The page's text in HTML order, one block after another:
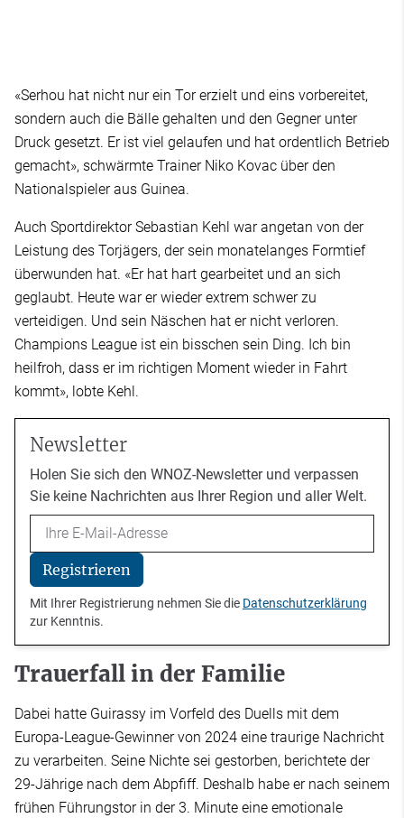
«Serhou hat nicht nur ein Tor erzielt und eins vorbereitet,
sondern auch die Bälle gehalten und den Gegner unter
Druck gesetzt. Er ist viel gelaufen und hat ordentlich Betrieb
gemacht», schwärmte Trainer Niko Kovac über den
Nationalspieler aus Guinea.
Auch Sportdirektor Sebastian Kehl war angetan von der
Leistung des Torjägers, der sein monatelanges Formtief
überwunden hat. «Er hat hart gearbeitet und an sich
geglaubt. Heute war er wieder extrem schwer zu
verteidigen. Und sein Näschen hat er nicht verloren.
Champions League ist ein bisschen sein Ding. Ich bin
heilfroh, dass er im richtigen Moment wieder in Fahrt
kommt», lobte Kehl.
Newsletter
Holen Sie sich den WNOZ-Newsletter und verpassen
Sie keine Nachrichten aus Ihrer Region und aller Welt.
Email
Registrieren
Mit Ihrer Registrierung nehmen Sie die Datenschutzerklärung
zur Kenntnis.
Trauerfall in der Familie
Dabei hatte Guirassy im Vorfeld des Duells mit dem
Europa-League-Gewinner von 2024 eine traurige Nachricht
zu verarbeiten. Seine Nichte sei gestorben, berichtete der
29-Jährige nach dem Abpfiff. Deshalb habe er nach seinem
frühen Führungstor in der 3. Minute eine emotionale